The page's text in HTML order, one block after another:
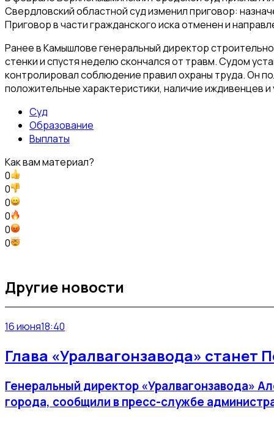
Свердловский областной суд изменил приговор:
Приговор в части гражданского иска отменен и
Ранее в Камышлове генеральный директор
стенки и спустя неделю скончался от травм. Судом
контролировал соблюдение правил охраны труда. Он
положительные характеристики, наличие иждивенцев
Суд
Образование
Выплаты
Как вам материал?
0
0
0
0
0
0
Другие новости
16 июня18:40
Глава «Уралвагонзавода»
Генеральный директор «Уралвагонзавода»
города, сообщили в пресс-службе